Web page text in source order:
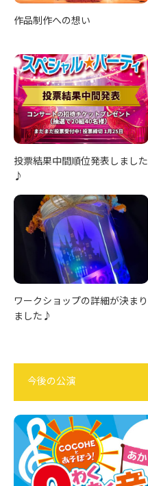
作品制作への想い
投票結果中間順位発表しました
♪
ワークショップの詳細が決まり
ました♪
今後の公演